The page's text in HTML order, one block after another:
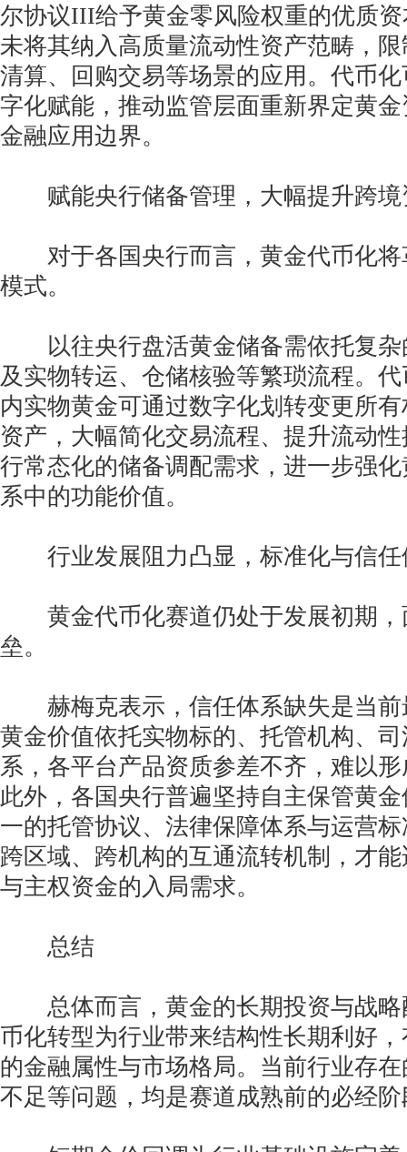
尔协议III给予黄金零风险权重的优质
未将其纳入高质量流动性资产范畴，
清算、回购交易等场景的应用。代币
字化赋能，推动监管层面重新界定黄
金融应用边界。
赋能央行储备管理，大幅提升跨境
对于各国央行而言，黄金代币化将
模式。
以往央行盘活黄金储备需依托复杂
及实物转运、仓储核验等繁琐流程。
内实物黄金可通过数字化划转变更所
资产，大幅简化交易流程、提升流动
行常态化的储备调配需求，进一步强
系中的功能价值。
行业发展阻力凸显，标准化与信任
黄金代币化赛道仍处于发展初期，
垒。
赫梅克表示，信任体系缺失是当前
黄金价值依托实物标的、托管机构、
系，各平台产品资质参差不齐，难以
此外，各国央行普遍坚持自主保管黄
一的托管协议、法律保障体系与运营
跨区域、跨机构的互通流转机制，才
与主权资金的入局需求。
总结
总体而言，黄金的长期投资与战略
币化转型为行业带来结构性长期利好
的金融属性与市场格局。当前行业存
不足等问题，均是赛道成熟前的必经